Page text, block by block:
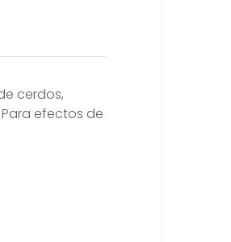
cerdos,
efectos de